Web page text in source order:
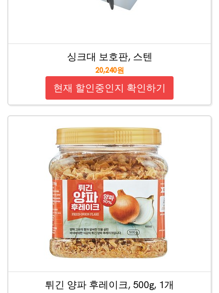
싱크대 보호판, 스텐
20,240원
현재 할인중인지 확인하기
튀긴 양파 후레이크, 500g, 1개